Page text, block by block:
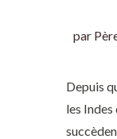
par
Depuis
les Indes